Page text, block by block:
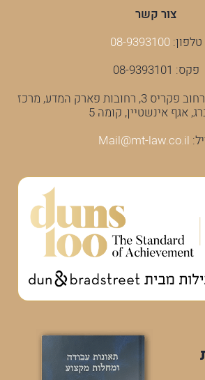
צור קשר
טלפון: 08-9393100
פקס: 08-9393101
סניף ראשי רחובות: רחוב פקריס 3, רחובות פארק המדע, מרכז
אגף אינשטיין, קומה 5
Mail@mt-law.co.il